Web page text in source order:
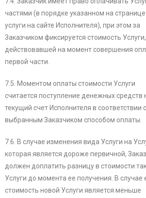
частями (в порядке указанном на странице
услуги на сайте Исполнителя), при этом за
Заказчиком фиксируется стоимость Услуги,
действовавшей на момент совершения
первой части.
7.5. Моментом оплаты стоимости Услуги
считается поступление денежных средств
текущий счет Исполнителя в соответствии с
выбранным Заказчиком способом оплаты.
7.6. В случае изменения вида Услуги на
которая является дороже первичной,
должен доплатить разницу в стоимости
Услуги до момента ее получения. В случае
стоимость новой Услуги является меньше